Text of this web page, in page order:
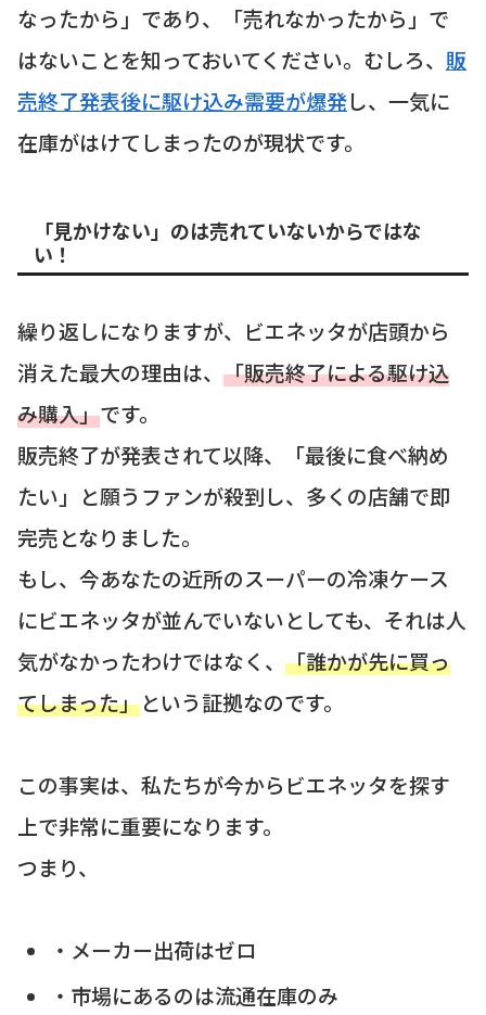
なったから」であり、「売れなかったから」で
はないことを知っておいてください。むしろ、 販
売終了発表後に駆け込み需要が爆発し、一気に
在庫がはけてしまったのが現状です。
「見かけない」のは売れていないからではな
い！
繰り返しになりますが、ビエネッタが店頭から
消えた最大の理由は、 「販売終了による駆け込
み購入」です。
販売終了が発表されて以降、「最後に食べ納め
たい」と願うファンが殺到し、多くの店舗で即
完売となりました。
もし、今あなたの近所のスーパーの冷凍ケース
にビエネッタが並んでいないとしても、それは人
気がなかったわけではなく、 「誰かが先に買っ
てしまった」という証拠なのです。
この事実は、私たちが今からビエネッタを探す
上で非常に重要になります。
つまり、
・メーカー出荷はゼロ
・市場にあるのは流通在庫のみ